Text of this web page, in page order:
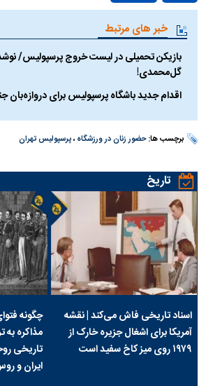
خبر های مرتبط
بازیکن تحمیلی در لیست خروج پرسپولیس/
گل‌محمدی!
اقدام جدید باشگاه پرسپولیس برای دروازه‌بان
برچسب ها:حضور زنان در ورزشگاه ،پرسپولیس تهران
تاریخ
اسناد تاریخی فاش می‌کند | نقشه
آمریکا برای اشغال جزیره خارک از
۱۹۷۹ روی میز کاخ سفید است
چگونه
مذاکره به
تاریخی
ایران و